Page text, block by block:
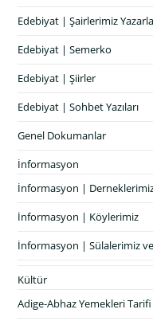
Edebiyat | Şairlerimiz
Edebiyat | Semerko
Edebiyat | Şiirler
Edebiyat | Sohbet Yazıları
Genel Dokumanlar
İnformasyon
İnformasyon |
İnformasyon | Köylerimiz
İnformasyon | Sülalerimiz
Kültür
Adige-Abhaz Yemekleri Tarifi